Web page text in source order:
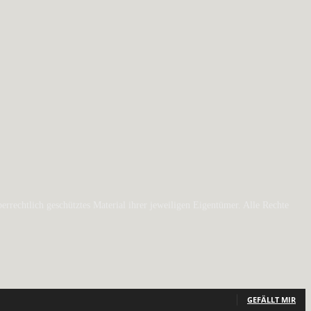
GEFÄLLT MIR